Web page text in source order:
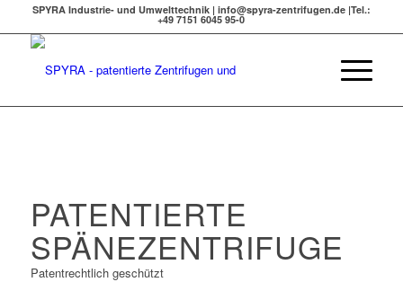
SPYRA Industrie- und Umwelttechnik | info@spyra-zentrifugen.de |Tel.:
+49 7151 6045 95-0
PATENTIERTE
SPÄNEZENTRIFUGE
Patentrechtlich geschützt